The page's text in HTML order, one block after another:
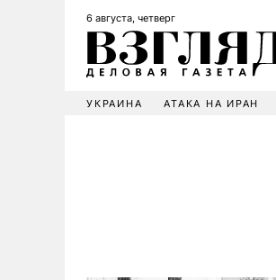
6 августа, четверг
УКРАИНА АТАКА НА ИРАН